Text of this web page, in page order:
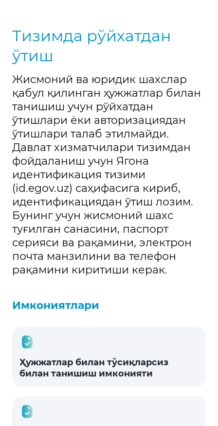
Тизимда рўйхатдан
ўтиш
Жисмоний ва юридик шахслар
қабул қилинган ҳужжатлар билан
танишиш учун рўйхатдан
ўтишлари ёки авторизациядан
ўтишлари талаб этилмайди.
Давлат хизматчилари тизимдан
фойдаланиш учун Ягона
идентификация тизими
(id.egov.uz) саҳифасига кириб,
идентификациядан ўтиш лозим.
Бунинг учун жисмоний шахс
туғилган санасини, паспорт
серияси ва рақамини, электрон
почта манзилини ва телефон
рақамини киритиши керак.
Имкониятлари
Ҳужжатлар билан тўсиқларсиз
билан танишиш имконияти